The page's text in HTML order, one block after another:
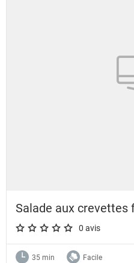
Salade aux crevettes
A star rating of 0 out of 5.
0 avis
35 min Facile